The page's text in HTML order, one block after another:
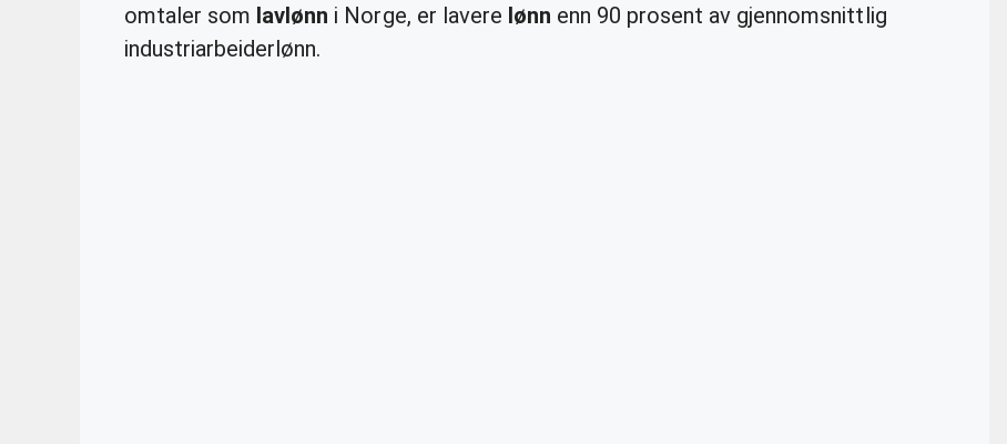
omtaler som lavlønn i Norge, er lavere lønn enn 90 prosent av gjennomsnittlig
industriarbeiderlønn.